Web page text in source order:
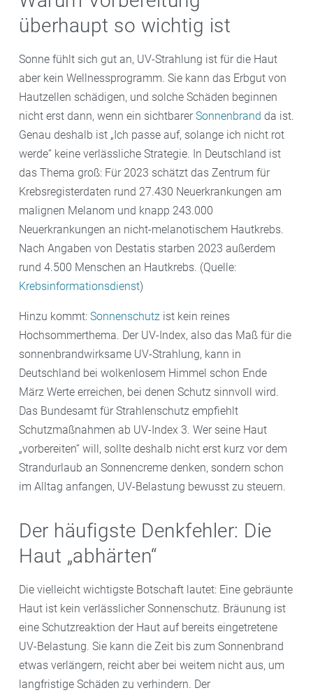
überhaupt so wichtig ist
Sonne fühlt sich gut an, UV-Strahlung ist für die Haut
aber kein Wellnessprogramm. Sie kann das Erbgut von
Hautzellen schädigen, und solche Schäden beginnen
nicht erst dann, wenn ein sichtbarer Sonnenbrand da ist.
Genau deshalb ist „Ich passe auf, solange ich nicht rot
werde“ keine verlässliche Strategie. In Deutschland ist
das Thema groß: Für 2023 schätzt das Zentrum für
Krebsregisterdaten rund 27.430 Neuerkrankungen am
malignen Melanom und knapp 243.000
Neuerkrankungen an nicht-melanotischem Hautkrebs.
Nach Angaben von Destatis starben 2023 außerdem
rund 4.500 Menschen an Hautkrebs. (Quelle:
Krebsinformationsdienst)
Hinzu kommt: Sonnenschutz ist kein reines
Hochsommerthema. Der UV-Index, also das Maß für die
sonnenbrandwirksame UV-Strahlung, kann in
Deutschland bei wolkenlosem Himmel schon Ende
März Werte erreichen, bei denen Schutz sinnvoll wird.
Das Bundesamt für Strahlenschutz empfiehlt
Schutzmaßnahmen ab UV-Index 3. Wer seine Haut
„vorbereiten“ will, sollte deshalb nicht erst kurz vor dem
Strandurlaub an Sonnencreme denken, sondern schon
im Alltag anfangen, UV-Belastung bewusst zu steuern.
Der häufigste Denkfehler: Die
Haut „abhärten“
Die vielleicht wichtigste Botschaft lautet: Eine gebräunte
Haut ist kein verlässlicher Sonnenschutz. Bräunung ist
eine Schutzreaktion der Haut auf bereits eingetretene
UV-Belastung. Sie kann die Zeit bis zum Sonnenbrand
etwas verlängern, reicht aber bei weitem nicht aus, um
langfristige Schäden zu verhindern. Der